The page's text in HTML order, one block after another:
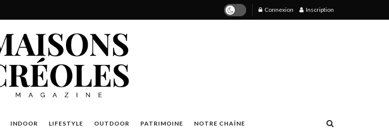
Connexion Inscription
INDOOR LIFESTYLE OUTDOOR PATRIMOINE NOTRE CHAÎNE